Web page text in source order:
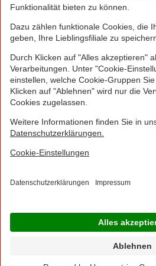
Greifen Sie schnell zu! Alle
Irrtümer durch Schreib-,
Datenübertragungsfehler sind
© 2016 - 2026 NORMA
Stiftung & Co. KG
Sitemap Kontakt
Barrierefreiheitserklärung
Jetzt Ihre NORMA Filiale
mehr Angebote
Geben Sie über "Meine Filiale" Ihre PLZ ein
Region.
Filiale